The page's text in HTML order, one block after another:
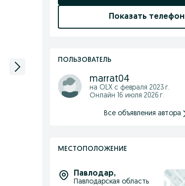
Показать телефон
ПОЛЬЗОВАТЕЛЬ
marrat04
на OLX с февраля 2023 г.
Онлайн 16 июля 2026 г.
Все объявления автора
МЕСТОПОЛОЖЕНИЕ
Павлодар,
Павлодарская область